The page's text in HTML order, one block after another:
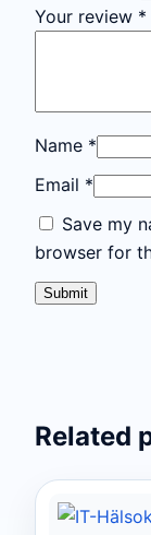
Your review *
Name *
Email *
Save my
browser for
Related